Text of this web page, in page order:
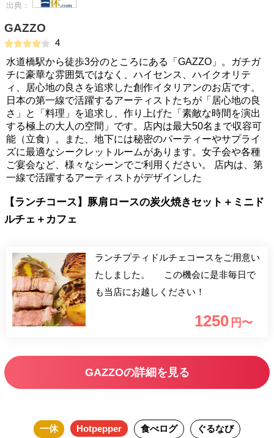
出典：
GAZZO
4
水道橋駅から徒歩3分のところにある「GAZZO」。ガチガ
チに豪華な雰囲気ではなく、ハイセンス、ハイクオリテ
ィ、居心地の良さを追求した創作イタリアンのお店です。
日本の第一線で活躍するアーティストたちが「居心地の良
さ」と「料理」を追求し、作り上げた「素敵な時間を演出
する極上の大人の空間」です。店内は最大50名まで収容可
能（立食）。また、地下には秘密のパーティーやサプライ
ズに最適なシークレットルームがあります。女子会や各種
ご宴会など、様々なシーンでご利用ください。 店内は、第
一線で活躍するアーティストがデザインした
【ランチコース】豚肩ロースの炭火焼きセット＋ミニド
ルチェ＋カフェ
ランチプティドルチェコースをご用意い
たしました。 この機会に是非毎日で
も当店にお越しください！
1250 円〜
GAZZOの詳細を見る
一休 Hotpepper 食べログ ぐるなび